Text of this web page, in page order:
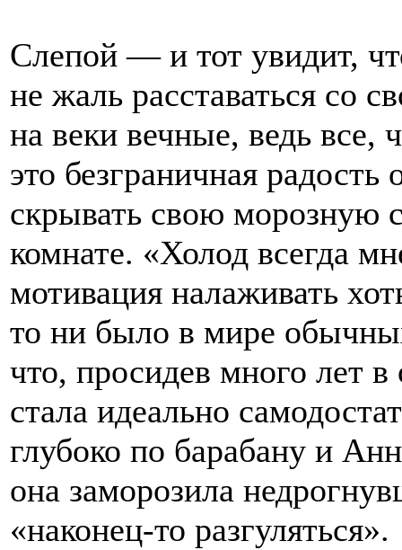
Слепой — и тот увидит,
не жаль расставаться со
на веки вечные, ведь
это безграничная
скрывать свою морозную
комнате. «Холод всегда
мотивация налаживать
то ни было в мире
что, просидев много лет
стала идеально
глубоко по барабану и
она заморозила
«наконец-то разгуляться».